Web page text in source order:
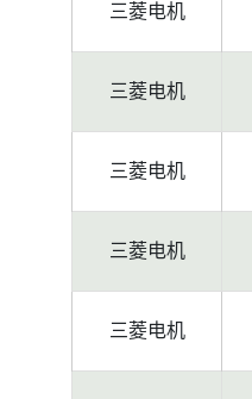
三菱电机
三菱电机
三菱电机
三菱电机
三菱电机